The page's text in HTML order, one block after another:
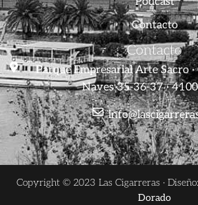
Contacto
Contacto
Parque Empresarial Arte Sacro ·
Naves 35-36-37 ·
Copyright © 2023 Las Cigarreras · Diseño:
Dorado